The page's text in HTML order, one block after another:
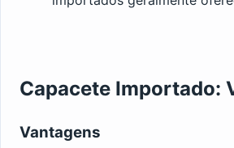
Capacete Importado:
Vantagens